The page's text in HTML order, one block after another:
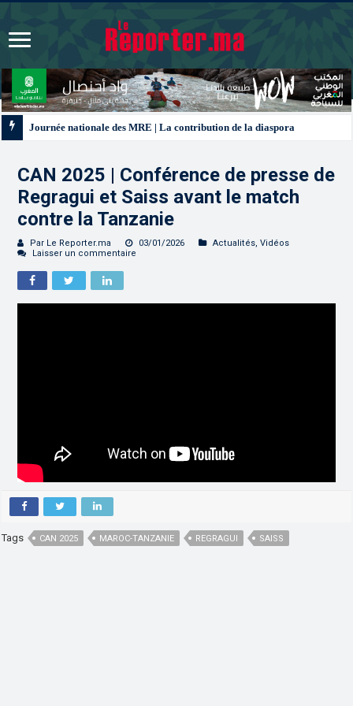
CAN 2025 | Conférence de presse de
Regragui et Saiss avant le match
contre la Tanzanie
Par Le Reporter.ma 03/01/2026 Actualités,Vidéos
Laisser un commentaire
Tags CAN 2025 MAROC-TANZANIE REGRAGUI SAISS